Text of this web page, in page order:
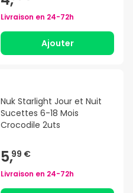
Livraison en 24-72h
Ajouter
Nuk Starlight Jour et Nuit
Sucettes 6-18 Mois
Crocodile 2uts
5,99 €
Livraison en 24-72h